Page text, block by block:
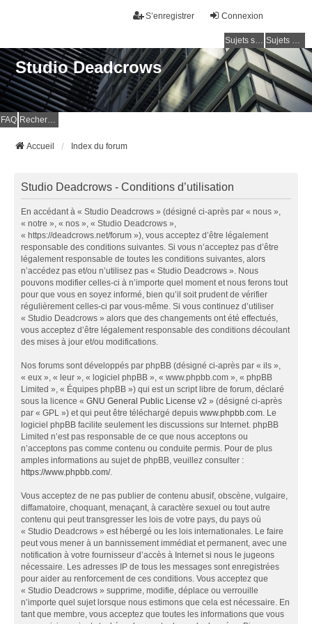
Connexion
S’enregistrer
Sujets sans réponse Sujets actifs
Studio Deadcrows
FAQ Rechercher
Accueil Index du forum
Studio Deadcrows - Conditions d’utilisation
En accédant à « Studio Deadcrows » (désigné ci-après par « nous »,
« notre », « nos », « Studio Deadcrows »,
« https://deadcrows.net/forum »), vous acceptez d’être légalement
responsable des conditions suivantes. Si vous n’acceptez pas d’être
légalement responsable de toutes les conditions suivantes, alors
n’accédez pas et/ou n’utilisez pas « Studio Deadcrows ». Nous
pouvons modifier celles-ci à n’importe quel moment et nous ferons tout
pour que vous en soyez informé, bien qu’il soit prudent de vérifier
régulièrement celles-ci par vous-même. Si vous continuez d’utiliser
« Studio Deadcrows » alors que des changements ont été effectués,
vous acceptez d’être légalement responsable des conditions découlant
des mises à jour et/ou modifications.
Nos forums sont développés par phpBB (désigné ci-après par « ils »,
« eux », « leur », « logiciel phpBB », « www.phpbb.com », « phpBB
Limited », « Équipes phpBB ») qui est un script libre de forum, déclaré
sous la licence « GNU General Public License v2 » (désigné ci-après
par « GPL ») et qui peut être téléchargé depuis www.phpbb.com. Le
logiciel phpBB facilite seulement les discussions sur Internet. phpBB
Limited n’est pas responsable de ce que nous acceptons ou
n’acceptons pas comme contenu ou conduite permis. Pour de plus
amples informations au sujet de phpBB, veuillez consulter :
https://www.phpbb.com/.
Vous acceptez de ne pas publier de contenu abusif, obscène, vulgaire,
diffamatoire, choquant, menaçant, à caractère sexuel ou tout autre
contenu qui peut transgresser les lois de votre pays, du pays où
« Studio Deadcrows » est hébergé ou les lois internationales. Le faire
peut vous mener à un bannissement immédiat et permanent, avec une
notification à votre fournisseur d’accès à Internet si nous le jugeons
nécessaire. Les adresses IP de tous les messages sont enregistrées
pour aider au renforcement de ces conditions. Vous acceptez que
« Studio Deadcrows » supprime, modifie, déplace ou verrouille
n’importe quel sujet lorsque nous estimons que cela est nécessaire. En
tant que membre, vous acceptez que toutes les informations que vous